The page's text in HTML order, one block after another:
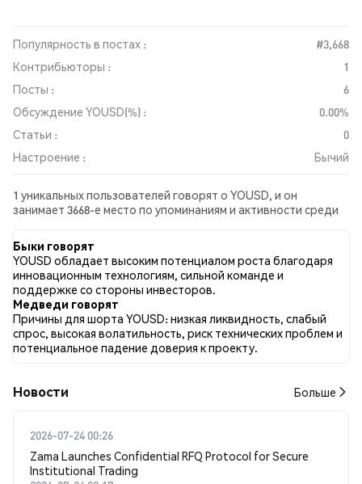
Популярность в постах :
#3,668
Контрибьюторы :
1
Посты :
6
Обсуждение YOUSD(%) :
0.00%
Статьи :
0
Настроение :
Бычий
1 уникальных пользователей говорят о YOUSD, и он
занимает 3668-е место по упоминаниям и активности среди
отношении YOUSD во всех социальных сетях было Бычий.
Всего было опубликовано 0 новостных статей о YOUSD. В
Twitter 50.00% твитов имели бычий настрой по сравнению с
16.67% твитов с медвежьим настроем по YOUSD. 33.33%
твитов были нейтральными по отношению к YOUSD. Эти
данные основаны на 6 твитах.
Быки говорят
YOUSD обладает высоким потенциалом роста благодаря
инновационным технологиям, сильной команде и
поддержке со стороны инвесторов.
Медведи говорят
Причины для шорта YOUSD: низкая ликвидность, слабый
спрос, высокая волатильность, риск технических проблем и
потенциальное падение доверия к проекту.
Новости Больше
2026-07-24 00:26
Zama Launches Confidential RFQ Protocol for Secure
Institutional Trading